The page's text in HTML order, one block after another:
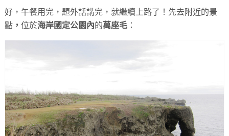
好，午餐用完，題外話講完，就繼續上路了！先去附近的景
點 ，位於海岸國定公園內的萬座毛 ：